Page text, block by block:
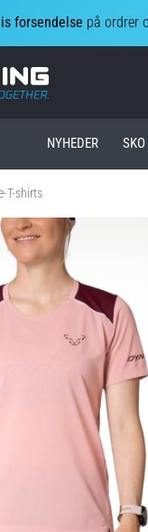
forsendelse på ordrer
Top4Running.dk
NYHEDER SKO
T-shirts